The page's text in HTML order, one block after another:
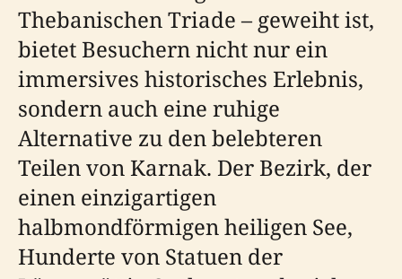
Thebanischen Triade – geweiht ist,
bietet Besuchern nicht nur ein
immersives historisches Erlebnis,
sondern auch eine ruhige
Alternative zu den belebteren
Teilen von Karnak. Der Bezirk, der
einen einzigartigen
halbmondförmigen heiligen See,
Hunderte von Statuen der